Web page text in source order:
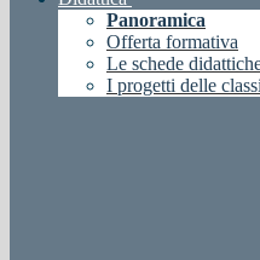
Panoramica
Offerta formativa
Le schede
I progetti delle classi